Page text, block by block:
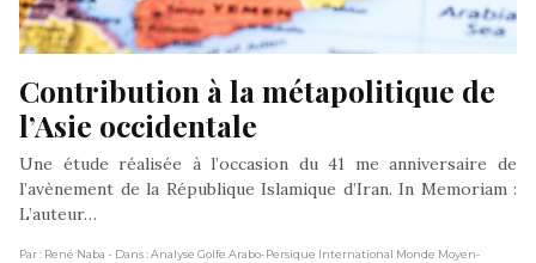
Contribution à la métapolitique de
l’Asie occidentale
Une étude réalisée à l’occasion du 41 me anniversaire de
l’avènement de la République Islamique d’Iran. In Memoriam :
L’auteur…
Par : René Naba - Dans : Analyse Golfe Arabo-Persique International Monde Moyen-